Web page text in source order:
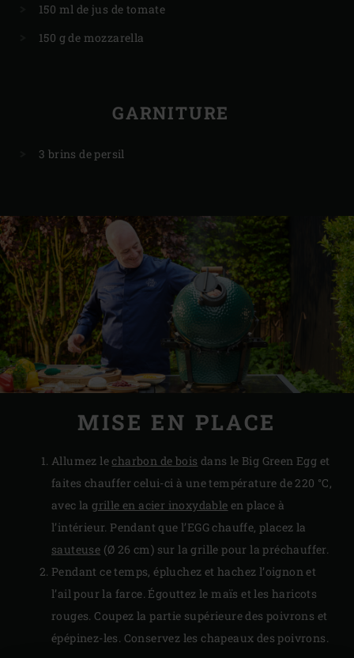
150 ml de jus de tomate
150 g de mozzarella
GARNITURE
3 brins de persil
MISE EN PLACE
Allumez lecharbon de bois dans le Big Green Egg et
faites chauffer celui-ci à une température de 220 °C,
avec lagrille en acier inoxydable en place à
l’intérieur. Pendant que l’EGG chauffe, placez la
sauteuse (Ø 26 cm) sur la grille pour la préchauffer.
Pendant ce temps, épluchez et hachez l’oignon et
l’ail pour la farce. Égouttez le maïs et les haricots
rouges. Coupez la partie supérieure des poivrons et
épépinez-les. Conservez les chapeaux des poivrons.